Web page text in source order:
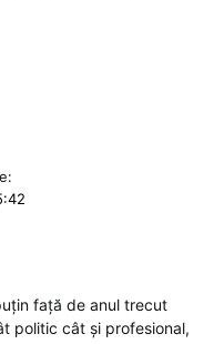
față de anul trecut
politic cât și profesional,